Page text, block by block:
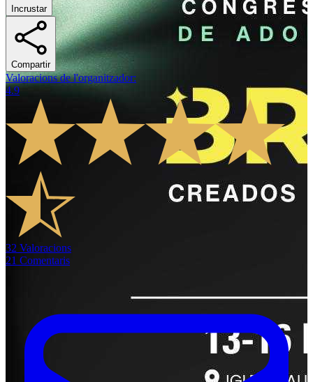
Incrustar
Compartir
Valoracions de l'organitzador:
4.9
32 Valoracions
21 Comentaris